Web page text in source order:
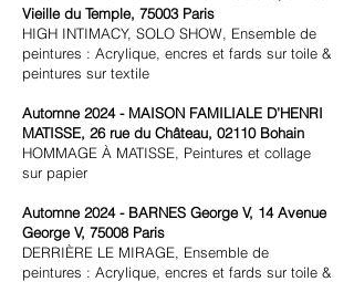
Vieille du Temple, 75003 Paris
HIGH INTIMACY, SOLO SHOW, Ensemble de
peintures : Acrylique, encres et fards sur toile &
peintures sur textile
Automne 2024 - MAISON FAMILIALE D’HENRI
MATISSE, 26 rue du Château, 02110 Bohain
HOMMAGE À MATISSE, Peintures et collage
sur papier
Automne 2024 - BARNES George V, 14 Avenue
George V, 75008 Paris
DERRIÈRE LE MIRAGE, Ensemble de
peintures : Acrylique, encres et fards sur toile &